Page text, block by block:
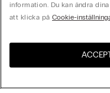
information. Du kan ändra
att klicka påCookie-